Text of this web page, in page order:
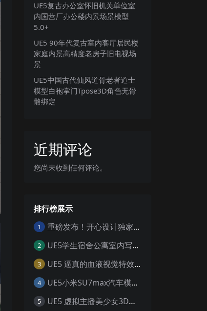
UE5复古办公室怀旧机关单位室
内国营厂办公楼内景场景模型
5.0+
UE5 90年代复古室内客厅居民楼
家庭内景高精度老房子旧电视场
景
UE5中国古代仙风道骨老者道士
模型白袍掌门Tpose3D角色无骨
骼绑定
近期评论
您尚未收到任何评论。
排行榜展示
1 重磅发布！开心设计独家工具 一键寻组工具v1.0
2 UE5学生宿舍公寓室内写实寝室生活日夜环境场景
3 UE5 逼真的血液视觉特效 Realistic Blood VFX – Niagara Blood Effects
4 UE5小米SU7max汽车模型场景工程UE5设计素材写实风格汽车工程
5 UE5 虚拟主播美少女3D模型 赛博朋克风职业套装 游戏角色素材